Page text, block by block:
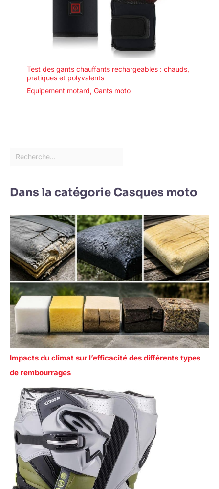
Test des gants chauffants rechargeables : chauds,
pratiques et polyvalents
Equipement motard, Gants moto
Dans la catégorie Casques moto
Impacts du climat sur l’efficacité des différents types
de rembourrages